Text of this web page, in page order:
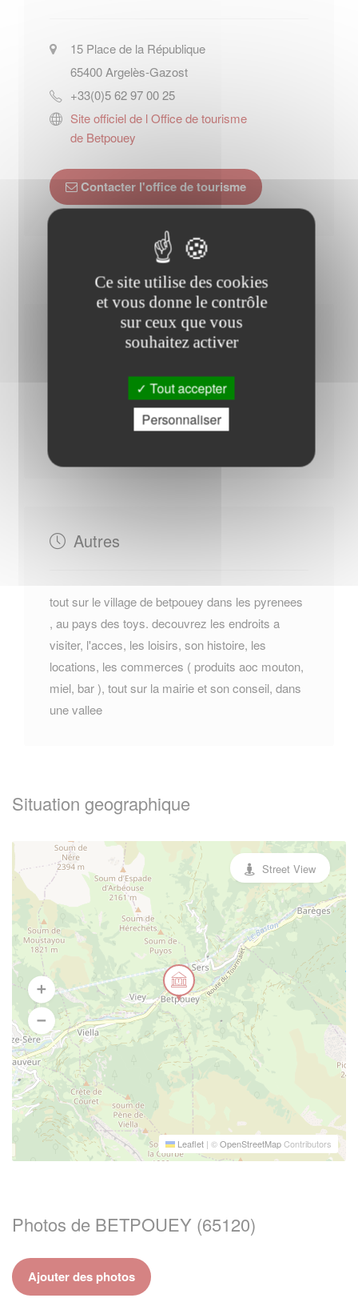
15 Place de la République
65400Argelès-Gazost
+33(0)5 62 97 00 25
Site officiel de l Office de tourisme
de Betpouey
Contacter l'office de tourisme
Horaires Mairie
Du Jeudi au Vendredi : - 09h00 à 12h00
Autres
tout sur le village de betpouey dans les pyrenees
, au pays des toys. decouvrez les endroits a
visiter, l'acces, les loisirs, son histoire, les
locations, les commerces ( produits aoc mouton,
miel, bar ), tout sur la mairie et son conseil, dans
une vallee
Situation geographique
Leaflet | ©OpenStreetMapContributors
Street View
Photos de BETPOUEY (65120)
Ajouter des photos
Ce site utilise des cookies
et vous donne le contrôle
sur ceux que vous
souhaitez activer
Tout accepter
Personnaliser